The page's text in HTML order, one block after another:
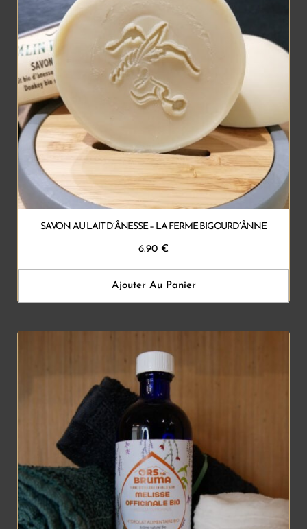
SAVON AU LAIT D’ÂNESSE – LA FERME BIGOURD’ÂNNE
6.90 €
Ajouter Au Panier